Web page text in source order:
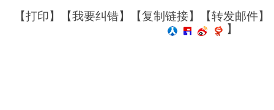
【打印】【我要纠错】【复制链接】【转发邮件】
】